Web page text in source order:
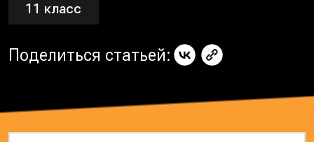
11 класс
Поделиться статьей: